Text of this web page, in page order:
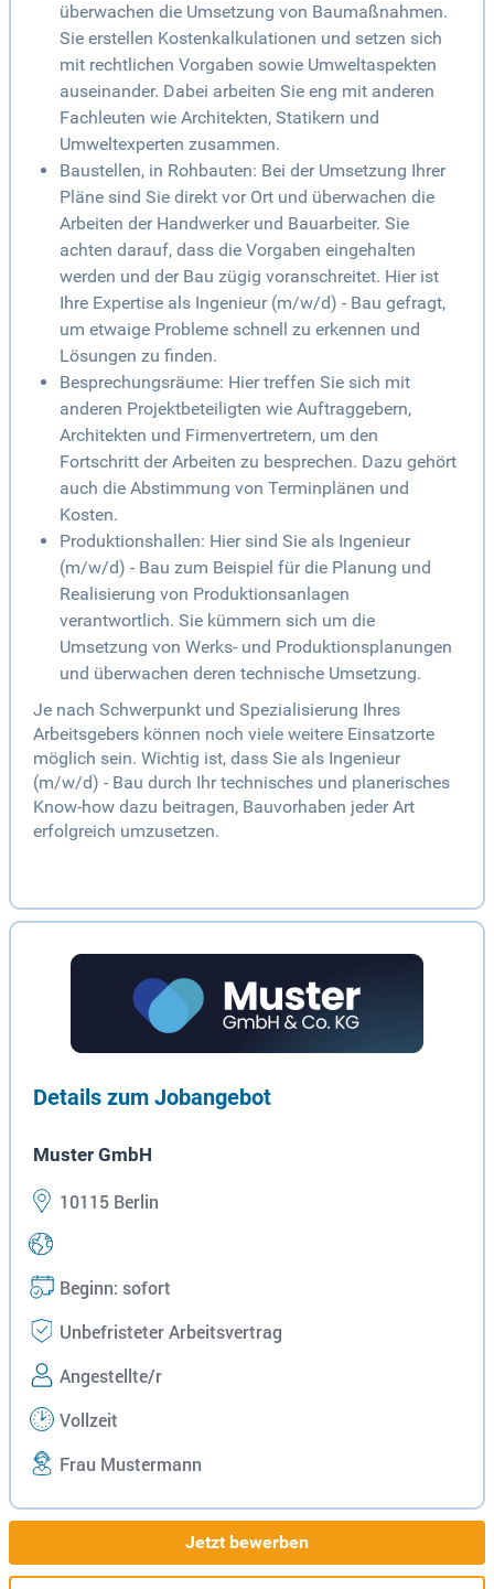
überwachen die Umsetzung von Baumaßnahmen.
Sie erstellen Kostenkalkulationen und setzen sich
mit rechtlichen Vorgaben sowie Umweltaspekten
auseinander. Dabei arbeiten Sie eng mit anderen
Fachleuten wie Architekten, Statikern und
Umweltexperten zusammen.
Baustellen, in Rohbauten: Bei der Umsetzung Ihrer
Pläne sind Sie direkt vor Ort und überwachen die
Arbeiten der Handwerker und Bauarbeiter. Sie
achten darauf, dass die Vorgaben eingehalten
werden und der Bau zügig voranschreitet. Hier ist
Ihre Expertise als Ingenieur (m/w/d) - Bau gefragt,
um etwaige Probleme schnell zu erkennen und
Lösungen zu finden.
Besprechungsräume: Hier treffen Sie sich mit
anderen Projektbeteiligten wie Auftraggebern,
Architekten und Firmenvertretern, um den
Fortschritt der Arbeiten zu besprechen. Dazu gehört
auch die Abstimmung von Terminplänen und
Kosten.
Produktionshallen: Hier sind Sie als Ingenieur
(m/w/d) - Bau zum Beispiel für die Planung und
Realisierung von Produktionsanlagen
verantwortlich. Sie kümmern sich um die
Umsetzung von Werks- und Produktionsplanungen
und überwachen deren technische Umsetzung.
Je nach Schwerpunkt und Spezialisierung Ihres
Arbeitsgebers können noch viele weitere Einsatzorte
möglich sein. Wichtig ist, dass Sie als Ingenieur
(m/w/d) - Bau durch Ihr technisches und planerisches
Know-how dazu beitragen, Bauvorhaben jeder Art
erfolgreich umzusetzen.
Details zum Jobangebot
Muster GmbH
10115 Berlin
Beginn: sofort
Unbefristeter Arbeitsvertrag
Angestellte/r
Vollzeit
Frau Mustermann
Jetzt bewerben